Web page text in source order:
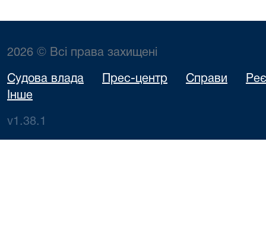
2026 © Всі права захищені
Судова влада Прес-центр Справи
Інше
v1.38.1